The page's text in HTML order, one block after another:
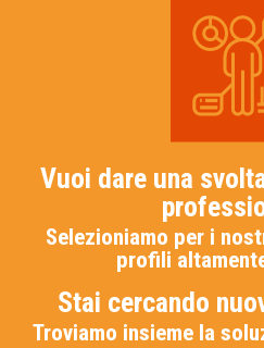
Vuoi dare una
Selezioniamo per i
profili
Stai cercando
Troviamo insieme la